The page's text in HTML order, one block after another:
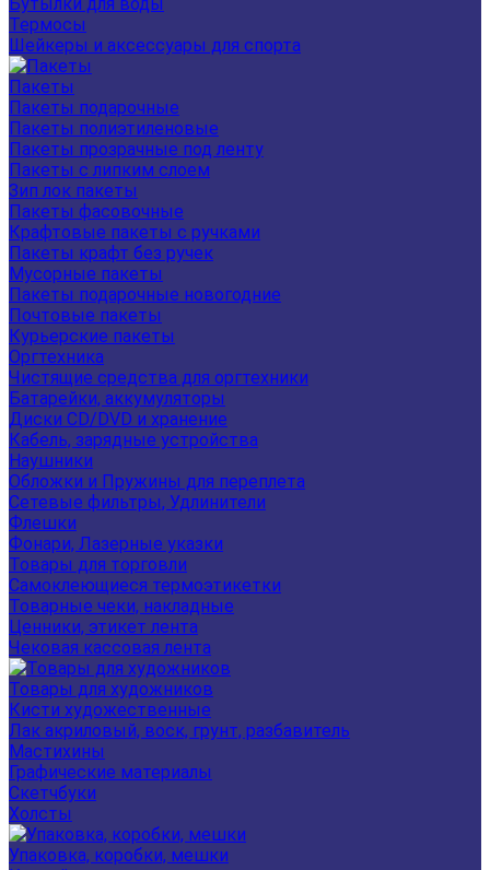
Термосы
Шейкеры и аксессуары для спорта
Пакеты
Пакеты подарочные
Пакеты полиэтиленовые
Пакеты прозрачные под ленту
Пакеты с липким слоем
Зип лок пакеты
Пакеты фасовочные
Крафтовые пакеты с ручками
Пакеты крафт без ручек
Мусорные пакеты
Пакеты подарочные новогодние
Почтовые пакеты
Курьерские пакеты
Оргтехника
Чистящие средства для оргтехники
Батарейки, аккумуляторы
Диски CD/DVD и хранение
Кабель, зарядные устройства
Наушники
Обложки и Пружины для переплета
Сетевые фильтры, Удлинители
Флешки
Фонари, Лазерные указки
Товары для торговли
Самоклеющиеся термоэтикетки
Товарные чеки, накладные
Ценники, этикет лента
Чековая кассовая лента
Товары для художников
Кисти художественные
Лак акриловый, воск, грунт, разбавитель
Мастихины
Графические материалы
Скетчбуки
Холсты
Упаковка, коробки, мешки